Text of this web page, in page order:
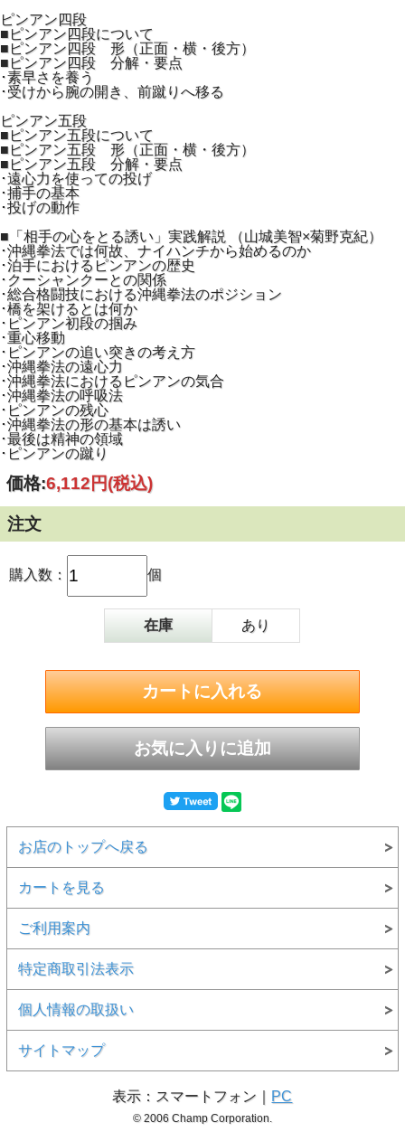
ピンアン四段
■ピンアン四段について
■ピンアン四段 形（正面・横・後方）
■ピンアン四段 分解・要点
･素早さを養う
･受けから腕の開き、前蹴りへ移る
ピンアン五段
■ピンアン五段について
■ピンアン五段 形（正面・横・後方）
■ピンアン五段 分解・要点
･遠心力を使っての投げ
･捕手の基本
･投げの動作
■「相手の心をとる誘い」実践解説 （山城美智×菊野克紀）
･沖縄拳法では何故、ナイハンチから始めるのか
･泊手におけるピンアンの歴史
･クーシャンクーとの関係
･総合格闘技における沖縄拳法のポジション
･橋を架けるとは何か
･ピンアン初段の掴み
･重心移動
･ピンアンの追い突きの考え方
･沖縄拳法の遠心力
･沖縄拳法におけるピンアンの気合
･沖縄拳法の呼吸法
･ピンアンの残心
･沖縄拳法の形の基本は誘い
･最後は精神の領域
･ピンアンの蹴り
価格:6,112円(税込)
注文
購入数： 個
在庫 あり
お店のトップへ戻る
カートを見る
ご利用案内
特定商取引法表示
個人情報の取扱い
サイトマップ
表示：スマートフォン｜ PC
© 2006 Champ Corporation.